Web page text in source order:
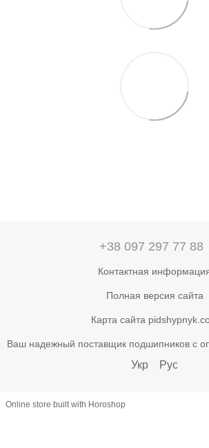
+38 097 297 77 88
Контактная
Полная версия сайта
Карта сайта
Ваш надежный поставщик подшипников с
Укр Рус
Online store built with Horoshop